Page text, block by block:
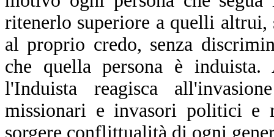
ritenerlo superiore a quelli altrui,
al proprio credo, senza
che quella persona è
l'Induista reagisca
missionari e invasori politici e
sorgere conflittualità di ogni